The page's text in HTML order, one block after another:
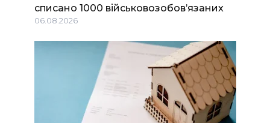
списано 1000 військовозобов’язаних
06.08.2026